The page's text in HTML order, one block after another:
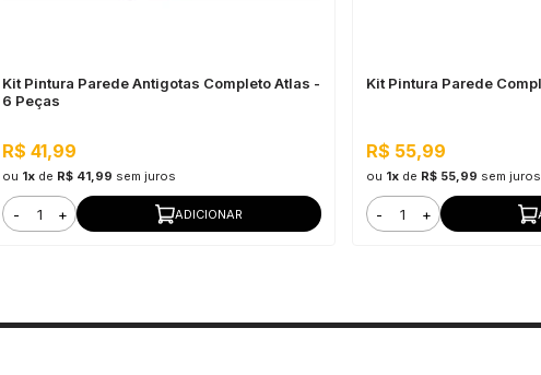
Kit Pintura Parede Antigotas Completo Atlas -
6 Peças
R$ 41,99
ou 1x de R$ 41,99 sem juros
- + ADICIONAR
Kit Pintura Parede
R$ 55,99
ou 1xde R$ 55,99 sem juros
- +